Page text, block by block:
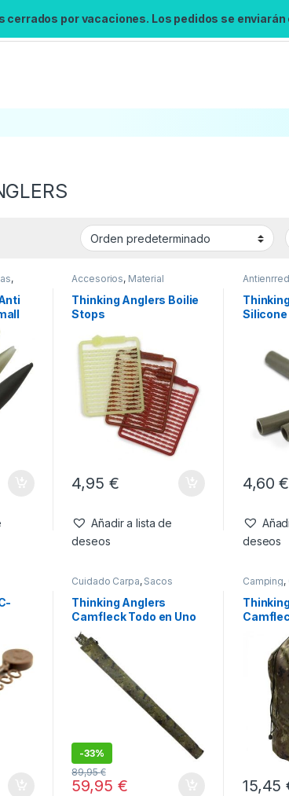
cerrados por vacaciones. Los pedidos se enviarán
,
Accesorios, Material
Thinking Anglers Boilie
Stops
4,95 €
Añadir a lista de
deseos
4,60€
deseos
Cuidado Carpa, Sacos
Thinking Anglers
Camfleck Todo en Uno
-33%
59,95 €
89,95€
Camping,
15,45